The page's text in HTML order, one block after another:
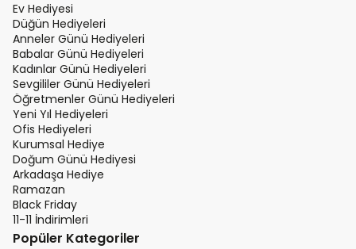
Ev Hediyesi
Düğün Hediyeleri
Anneler Günü Hediyeleri
Babalar Günü Hediyeleri
Kadınlar Günü Hediyeleri
Sevgililer Günü Hediyeleri
Öğretmenler Günü Hediyeleri
Yeni Yıl Hediyeleri
Ofis Hediyeleri
Kurumsal Hediye
Doğum Günü Hediyesi
Arkadaşa Hediye
Ramazan
Black Friday
11-11 İndirimleri
Popüler Kategoriler